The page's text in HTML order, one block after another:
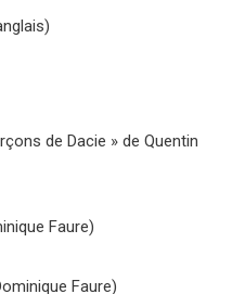
de Dacie » de Quentin
Faure)
Faure)